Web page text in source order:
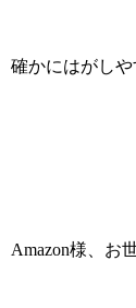
確かにはがし
Amazon様、お